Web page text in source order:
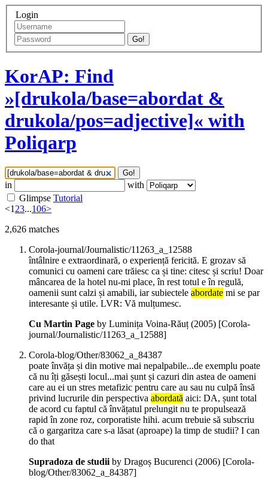
Login
Go!
KorAP: Find
»[drukola/base=abordat &
drukola/pos=adjective]« with
Poliqarp
Go!
in
with
Glimpse Tutorial
<123...106>
2,626 matches
Corola-journal/Journalistic/11263_a_12588
întâlnire e extraordinară, o experiență fericită. E grozav să
comunici cu oameni care trăiesc ca și tine: citesc și scriu! Doar
mâncarea de la hotel nu-mi place, în rest totul e în regulă,
oamenii sunt calzi și amabili, iar subiectele abordate mi se par
interesante și utile. LVR: Vă mulțumesc.
Cu Martin Page by Luminița Voina-Răuț (2005) [Corola-
journal/Journalistic/11263_a_12588]
Corola-blog/Other/83062_a_84387
poate învăța și din motive mai nepalpabile...de exemplu poate
că nu îți găsești locul...mai șunt și cazuri din astea de oameni
care au ei un stres metafizic pentru care au sau nu culpă însă
privind lucrurile din perspectiva abordată aici: DA, șunt total
de acord cu faptul că învățatul prelungit nu te propulsează
rapid în zone roz, corporatiste hihi. acum trebuie să subscriu
că o gargaritza care s-a lăsat (aproape) la timp de studii? I can
do that
Supradoza de studiiby Dragoș Bucurenci (2006) [Corola-
blog/Other/83062_a_84387]